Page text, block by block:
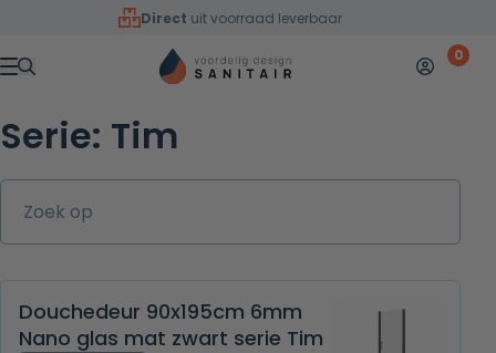
Overslaan naar inhoud
Direct uit voorraad leverbaar
Menu
Mijn 0
Serie: Tim
Douchedeur 90x195cm 6mm
Nano glas mat zwart serie Tim